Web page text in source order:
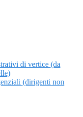
di vertice (da
(dirigenti non